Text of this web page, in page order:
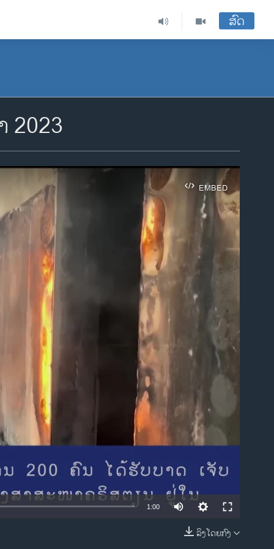
ສົດ
2023
EMBED
EMBED
1:00
ລິງໂດຍກົງ